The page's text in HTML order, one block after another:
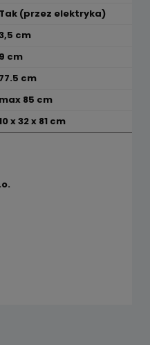
Tak (przez elektryka)
cm
9 cm
77.5 cm
max 85 cm
x 32 x 81 cm